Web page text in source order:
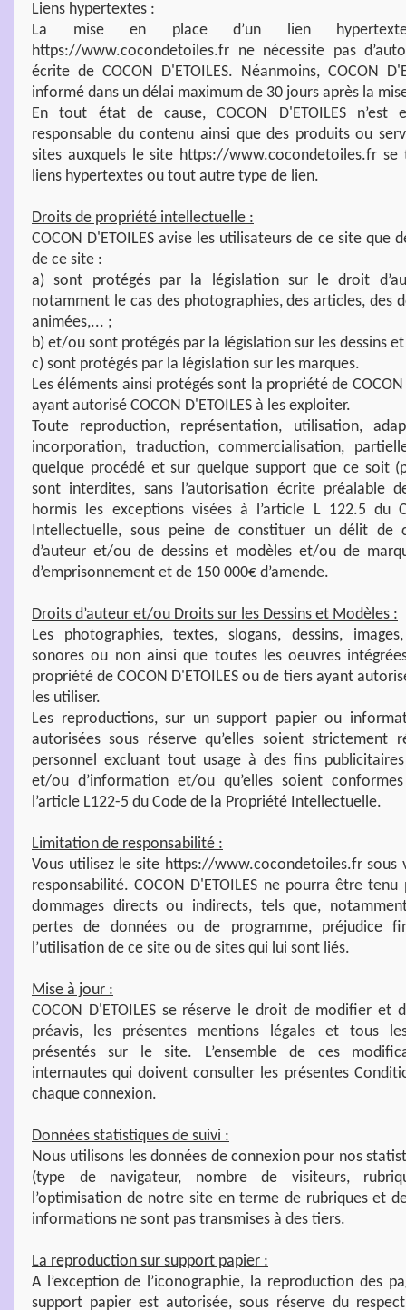
Liens hypertextes :
La mise en place d’un lien
https://www.cocondetoiles.fr ne nécessite pas
écrite de COCON D'ETOILES. Néanmoins, COCON
informé dans un délai maximum de 30 jours après la
En tout état de cause, COCON D'ETOILES n’est
responsable du contenu ainsi que des produits ou
sites auxquels le site https://www.cocondetoiles.fr
liens hypertextes ou tout autre type de lien.
Droits de propriété intellectuelle :
COCON D'ETOILES avise les utilisateurs de ce site que
de ce site :
a) sont protégés par la législation sur le droit
notamment le cas des photographies, des articles, des
animées,... ;
b) et/ou sont protégés par la législation sur les dessins
c) sont protégés par la législation sur les marques.
Les éléments ainsi protégés sont la propriété de COCON
ayant autorisé COCON D'ETOILES à les exploiter.
Toute reproduction, représentation, utilisation,
incorporation, traduction, commercialisation,
quelque procédé et sur quelque support que ce soit
sont interdites, sans l’autorisation écrite préalable de
hormis les exceptions visées à l’article L 122.5 du
Intellectuelle, sous peine de constituer un délit de
d’auteur et/ou de dessins et modèles et/ou de
d’emprisonnement et de 150 000€ d’amende.
Droits d’auteur et/ou Droits sur les Dessins et Modèles :
Les photographies, textes, slogans, dessins,
sonores ou non ainsi que toutes les oeuvres
propriété de COCON D'ETOILES ou de tiers ayant
les utiliser.
Les reproductions, sur un support papier ou
autorisées sous réserve qu’elles soient strictement
personnel excluant tout usage à des fins
et/ou d’information et/ou qu’elles soient
l’article L122-5 du Code de la Propriété Intellectuelle.
Limitation de responsabilité :
Vous utilisez le site https://www.cocondetoiles.fr sous
responsabilité. COCON D'ETOILES ne pourra être
dommages directs ou indirects, tels que,
pertes de données ou de programme, préjudice
l’utilisation de ce site ou de sites qui lui sont liés.
Mise à jour :
COCON D'ETOILES se réserve le droit de modifier et
préavis, les présentes mentions légales et tous
présentés sur le site. L’ensemble de ces
internautes qui doivent consulter les présentes
chaque connexion.
Données statistiques de suivi :
Nous utilisons les données de connexion pour nos
(type de navigateur, nombre de visiteurs,
l’optimisation de notre site en terme de rubriques et
informations ne sont pas transmises à des tiers.
La reproduction sur support papier :
A l’exception de l’iconographie, la reproduction des
support papier est autorisée, sous réserve du